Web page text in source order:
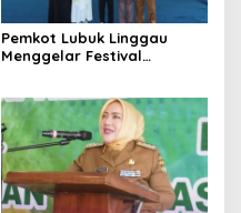
Pemkot Lubuk Linggau
Menggelar Festival
Religius